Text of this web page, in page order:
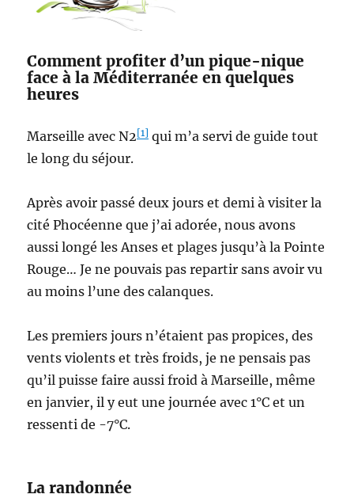
Comment profiter d’un pique-nique
face à la Méditerranée en quelques
heures
Marseille avec N2[1] qui m’a servi de guide tout
le long du séjour.
Après avoir passé deux jours et demi à visiter la
cité Phocéenne que j’ai adorée, nous avons
aussi longé les Anses et plages jusqu’à la Pointe
Rouge… Je ne pouvais pas repartir sans avoir vu
au moins l’une des calanques.
Les premiers jours n’étaient pas propices, des
vents violents et très froids, je ne pensais pas
qu’il puisse faire aussi froid à Marseille, même
en janvier, il y eut une journée avec 1°C et un
ressenti de -7°C.
La randonnée